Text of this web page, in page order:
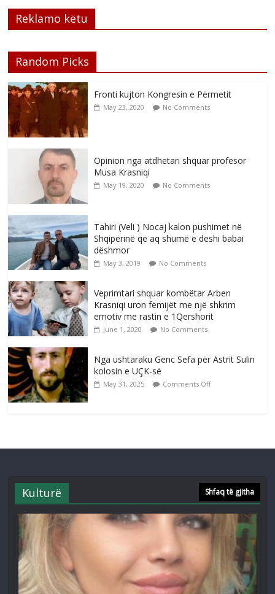
Reklamo këtu
Random Picks
Fronti kujton Kongresin e Përmetit
May 23, 2020 No Comments
Opinion nga atdhetari shquar profesor
Musa Krasniqi
May 19, 2020 No Comments
Tahiri (Veli ) Nocaj kalon pushimet në
Shqipërinë që aq shumë e deshi babai
dëshmor
May 3, 2019 No Comments
Veprimtari shquar kombëtar Arben
Krasniqi uron fëmijët me një shkrim
emotiv me rastin e 1Qershorit
June 1, 2020 No Comments
Nga ushtaraku Genc Sefa për Astrit Sulin
kolosin e UÇK-së
May 31, 2025 Comments Off
Kulturë Shfaq të gjitha